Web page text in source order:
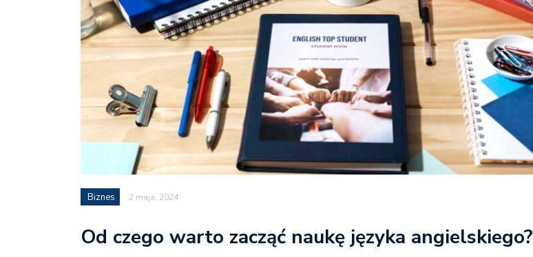
Biznes 2 maja, 2024
Od czego warto zacząć naukę języka angielskiego?